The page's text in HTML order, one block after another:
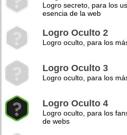
Logro secreto, para los
esencia de la web
Logro Oculto 2
Logro oculto, para los
Logro Oculto 3
Logro oculto, para los
Logro Oculto 4
Logro oculto, para los
de webs